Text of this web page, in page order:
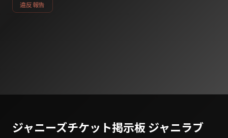
違反報告
ジャニーズチケット掲示板 ジャニラブ